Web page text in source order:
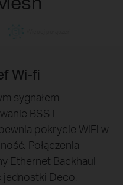
Wi-fi
sygnałem
BSS i
pokrycie WiFi w
Połączenia
Ethernet Backhaul
jednostki Deco,
†